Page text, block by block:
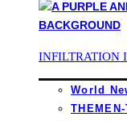
INFILTRATION
World